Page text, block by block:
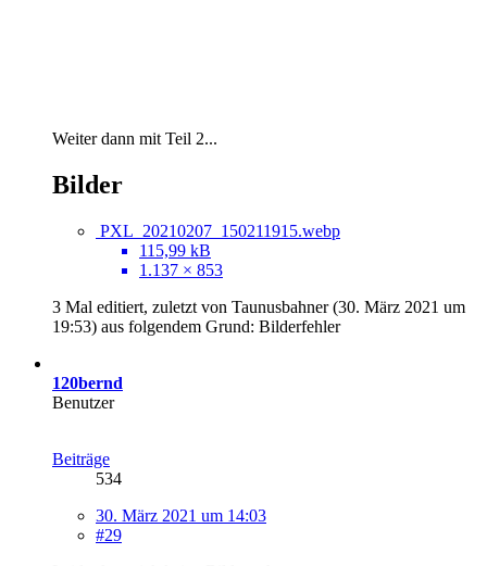
Weiter dann mit Teil 2...
Bilder
PXL_20210207_150211915.webp
115,99 kB
1.137 × 853
3 Mal editiert, zuletzt von Taunusbahner (30. März 2021 um
19:53) aus folgendem Grund: Bilderfehler
120bernd
Benutzer
Beiträge
534
30. März 2021 um 14:03
#29